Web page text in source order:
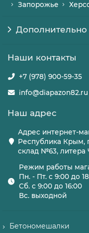
Запорожье
Дополнительно
Наши контакты
+7 (978) 900-59-35
info@diapazon82.ru
Наш адрес
Адрес интернет-
Республика Крым,
склад №63, литера
Режим работы
Пн. - Пт. с 9:00 до
Сб. с 9:00 до 16:00
Вс. выходной
Бетономешалки